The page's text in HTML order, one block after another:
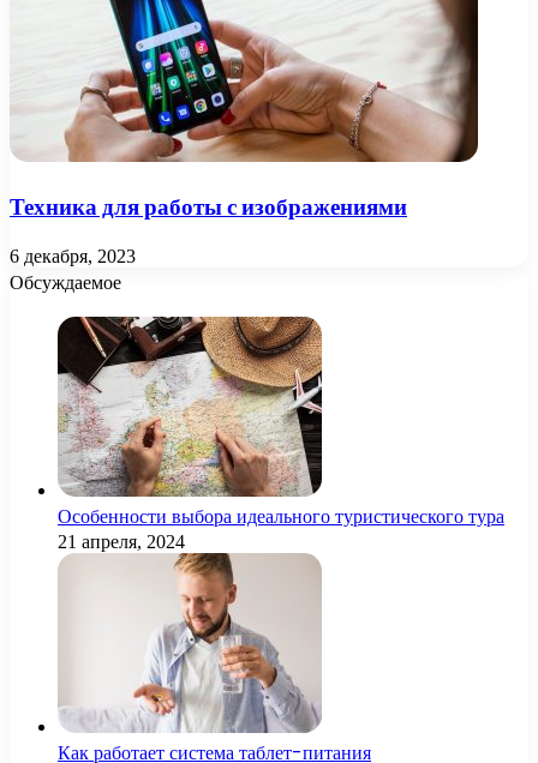
Техника для работы с изображениями
6 декабря, 2023
Обсуждаемое
Особенности выбора идеального туристического тура
21 апреля, 2024
Как работает система таблет-питания